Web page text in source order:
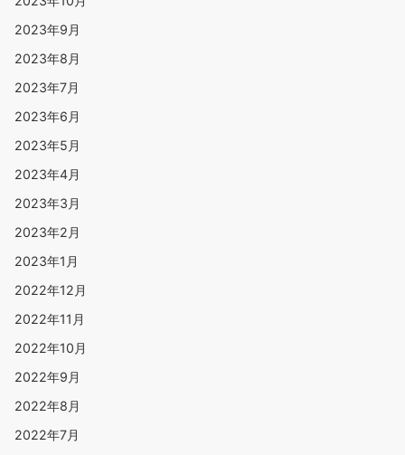
2023年9月
2023年8月
2023年7月
2023年6月
2023年5月
2023年4月
2023年3月
2023年2月
2023年1月
2022年12月
2022年11月
2022年10月
2022年9月
2022年8月
2022年7月